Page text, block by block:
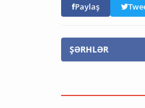
Paylaş
ŞƏRHLƏR